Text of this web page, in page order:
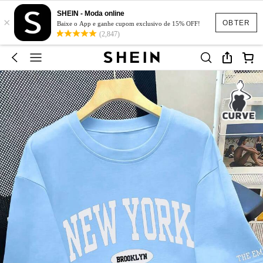
OBTER
×
SHEIN - Moda online
Baixe o App e ganhe cupom exclusivo de 15% OFF!
(2,847)